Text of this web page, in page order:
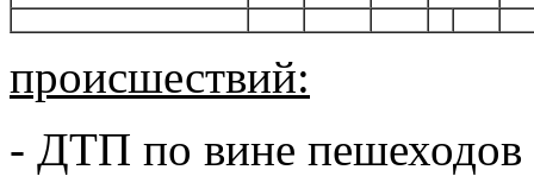
происшествий:
- ДТП по вине пешеходов